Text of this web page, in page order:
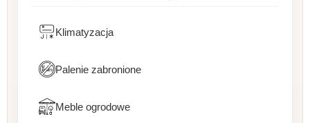
Klimatyzacja
Palenie zabronione
Meble ogrodowe